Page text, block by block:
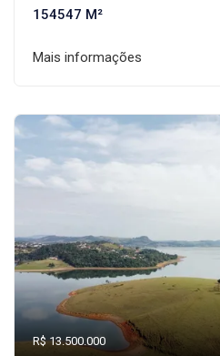
154547 M²
Mais informações
R$ 13.500.000